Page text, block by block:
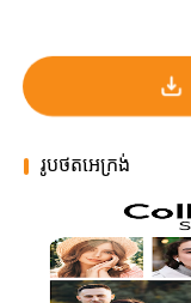
រូបថតអេក្រង់